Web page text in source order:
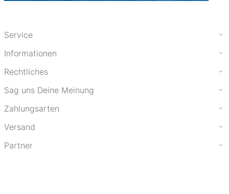
Service
Informationen
Rechtliches
Sag uns Deine Meinung
Zahlungsarten
Versand
Partner